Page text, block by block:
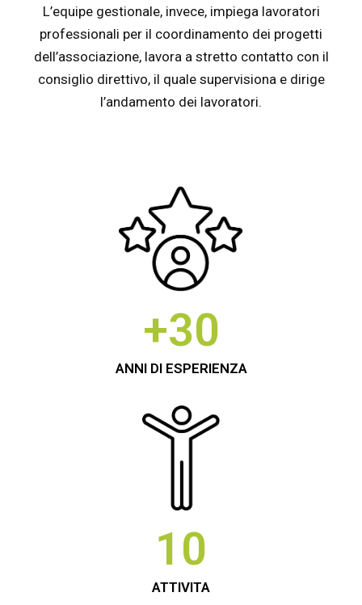
L’equipe gestionale, invece, impiega lavoratori
professionali per il coordinamento dei progetti
dell’associazione, lavora a stretto contatto con il
consiglio direttivo, il quale supervisiona e dirige
l’andamento dei lavoratori.
+30
ANNI DI ESPERIENZA
10
ATTIVITA